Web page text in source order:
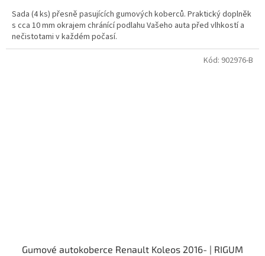
Sada (4 ks) přesně pasujících gumových koberců. Praktický doplněk
s cca 10 mm okrajem chránící podlahu Vašeho auta před vlhkostí a
nečistotami v každém počasí.
Gumové autokoberce Renault Koleos 2016- | RIGUM
Kód: 902976-B